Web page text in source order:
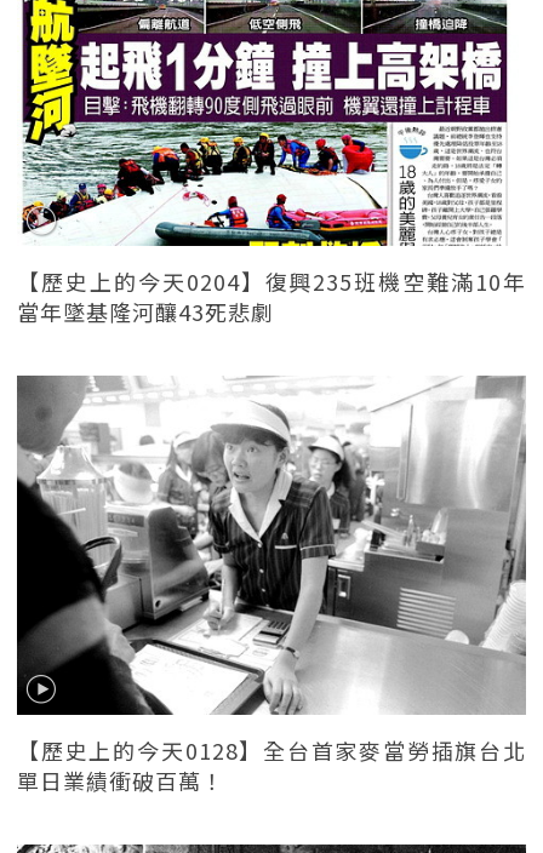
【歷史上的今天0204】復興235班機空難滿10年
當年墜基隆河釀43死悲劇
【歷史上的今天0128】全台首家麥當勞插旗台北
單日業績衝破百萬！